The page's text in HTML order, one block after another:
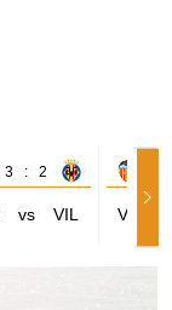
3 : 2
vs VIL VAL